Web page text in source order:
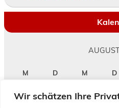
Wir schätzen Ihre
M D M D
3
4 5 6